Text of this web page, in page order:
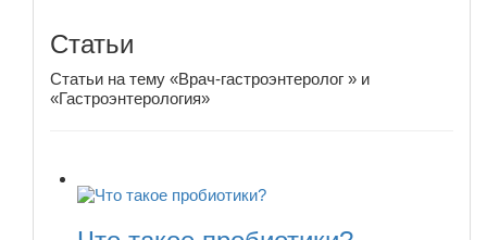
Статьи
Статьи на тему «Врач-гастроэнтеролог » и
«Гастроэнтерология»